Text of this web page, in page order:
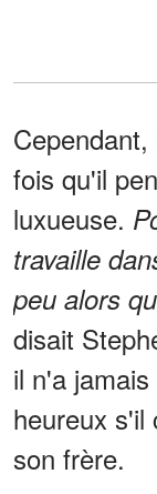
fois qu'il
luxueuse.
travaille
peu alors
disait
il n'a
heureux s'il
son frère.